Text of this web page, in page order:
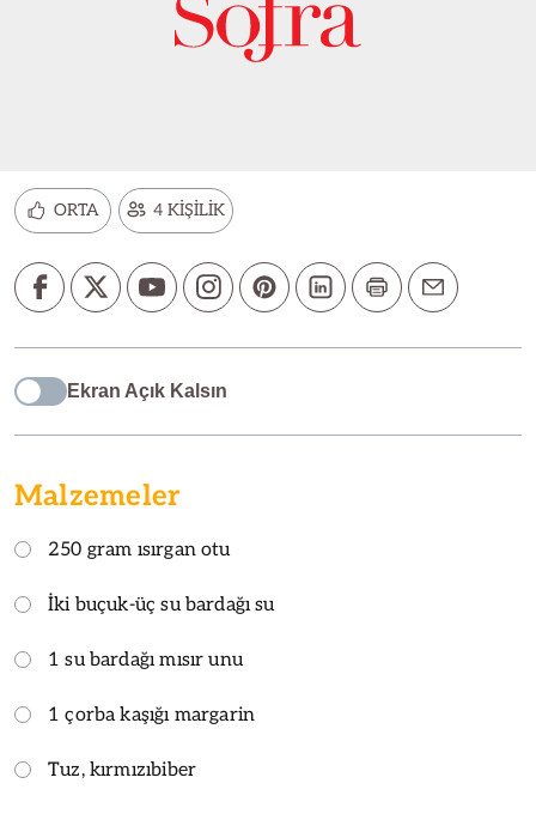
ORTA 4 KİŞİLİK
Ekran Açık Kalsın
Malzemeler
250 gram ısırgan otu
İki buçuk-üç su bardağı su
1 su bardağı mısır unu
1 çorba kaşığı margarin
Tuz, kırmızıbiber